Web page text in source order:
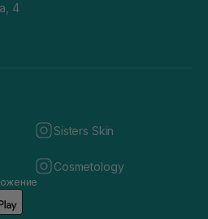
4
Sisters Skin
Cosmetology